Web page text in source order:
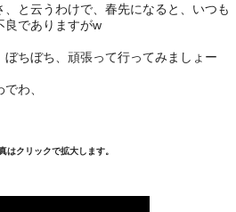
、と云うわけで、春先になると、いつも
良でありますがw
ぼちぼち、頑張って行ってみましょー
でわ、
はクリックで拡大します。